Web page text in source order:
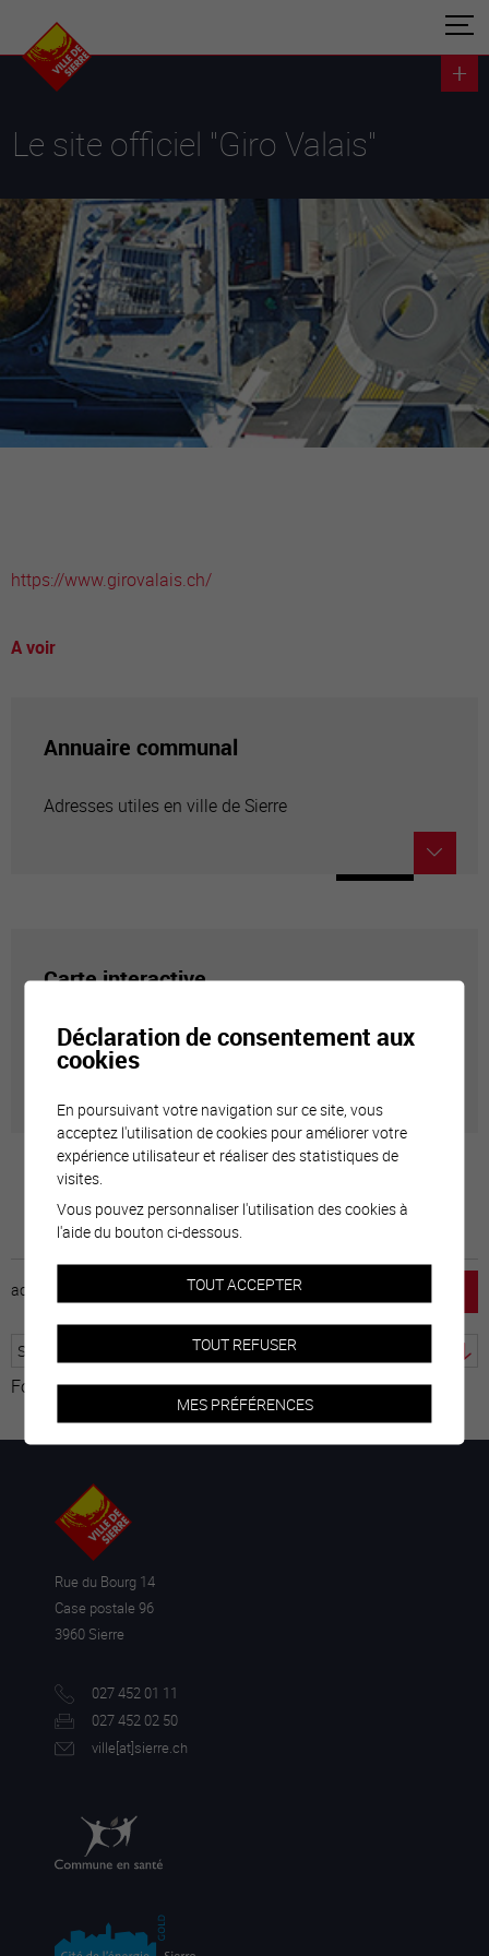
Le site officiel "Giro Valais"
https://www.girovalais.ch/
A voir
Annuaire communal
Adresses utiles en ville de Sierre
Carte interactive
Géolocalisation de tous les points d'intérêt de la Ville
de Sierre.
accueil emploi mentions légales
Fourni par Traduction
Rue du Bourg 14
Case postale 96
3960 Sierre
027 452 01 11
027 452 02 50
ville[at]sierre.ch
Déclaration de consentement aux
cookies
En poursuivant votre navigation sur ce site, vous
acceptez l'utilisation de cookies pour améliorer votre
expérience utilisateur et réaliser des statistiques de
visites.
Vous pouvez personnaliser l'utilisation des cookies à
l'aide du bouton ci-dessous.
TOUT ACCEPTER
TOUT REFUSER
MES PRÉFÉRENCES